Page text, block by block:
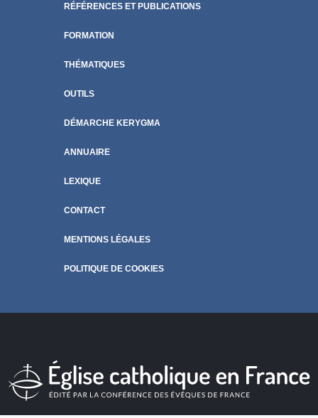
RÉFÉRENCES ET PUBLICATIONS
FORMATION
THÉMATIQUES
OUTILS
DÉMARCHE KERYGMA
ANNUAIRE
LEXIQUE
CONTACT
MENTIONS LÉGALES
POLITIQUE DE COOKIES